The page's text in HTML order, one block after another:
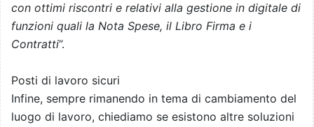
con ottimi riscontri e relativi alla gestione in digitale di
funzioni quali la Nota Spese, il Libro Firma e i
Contratti”.
Posti di lavoro sicuri
Infine, sempre rimanendo in tema di cambiamento del
luogo di lavoro, chiediamo se esistono altre soluzioni